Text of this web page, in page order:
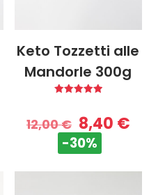
Keto Tozzetti alle
Mandorle 300g
su 5
12,00€ 8,40 €
-30%